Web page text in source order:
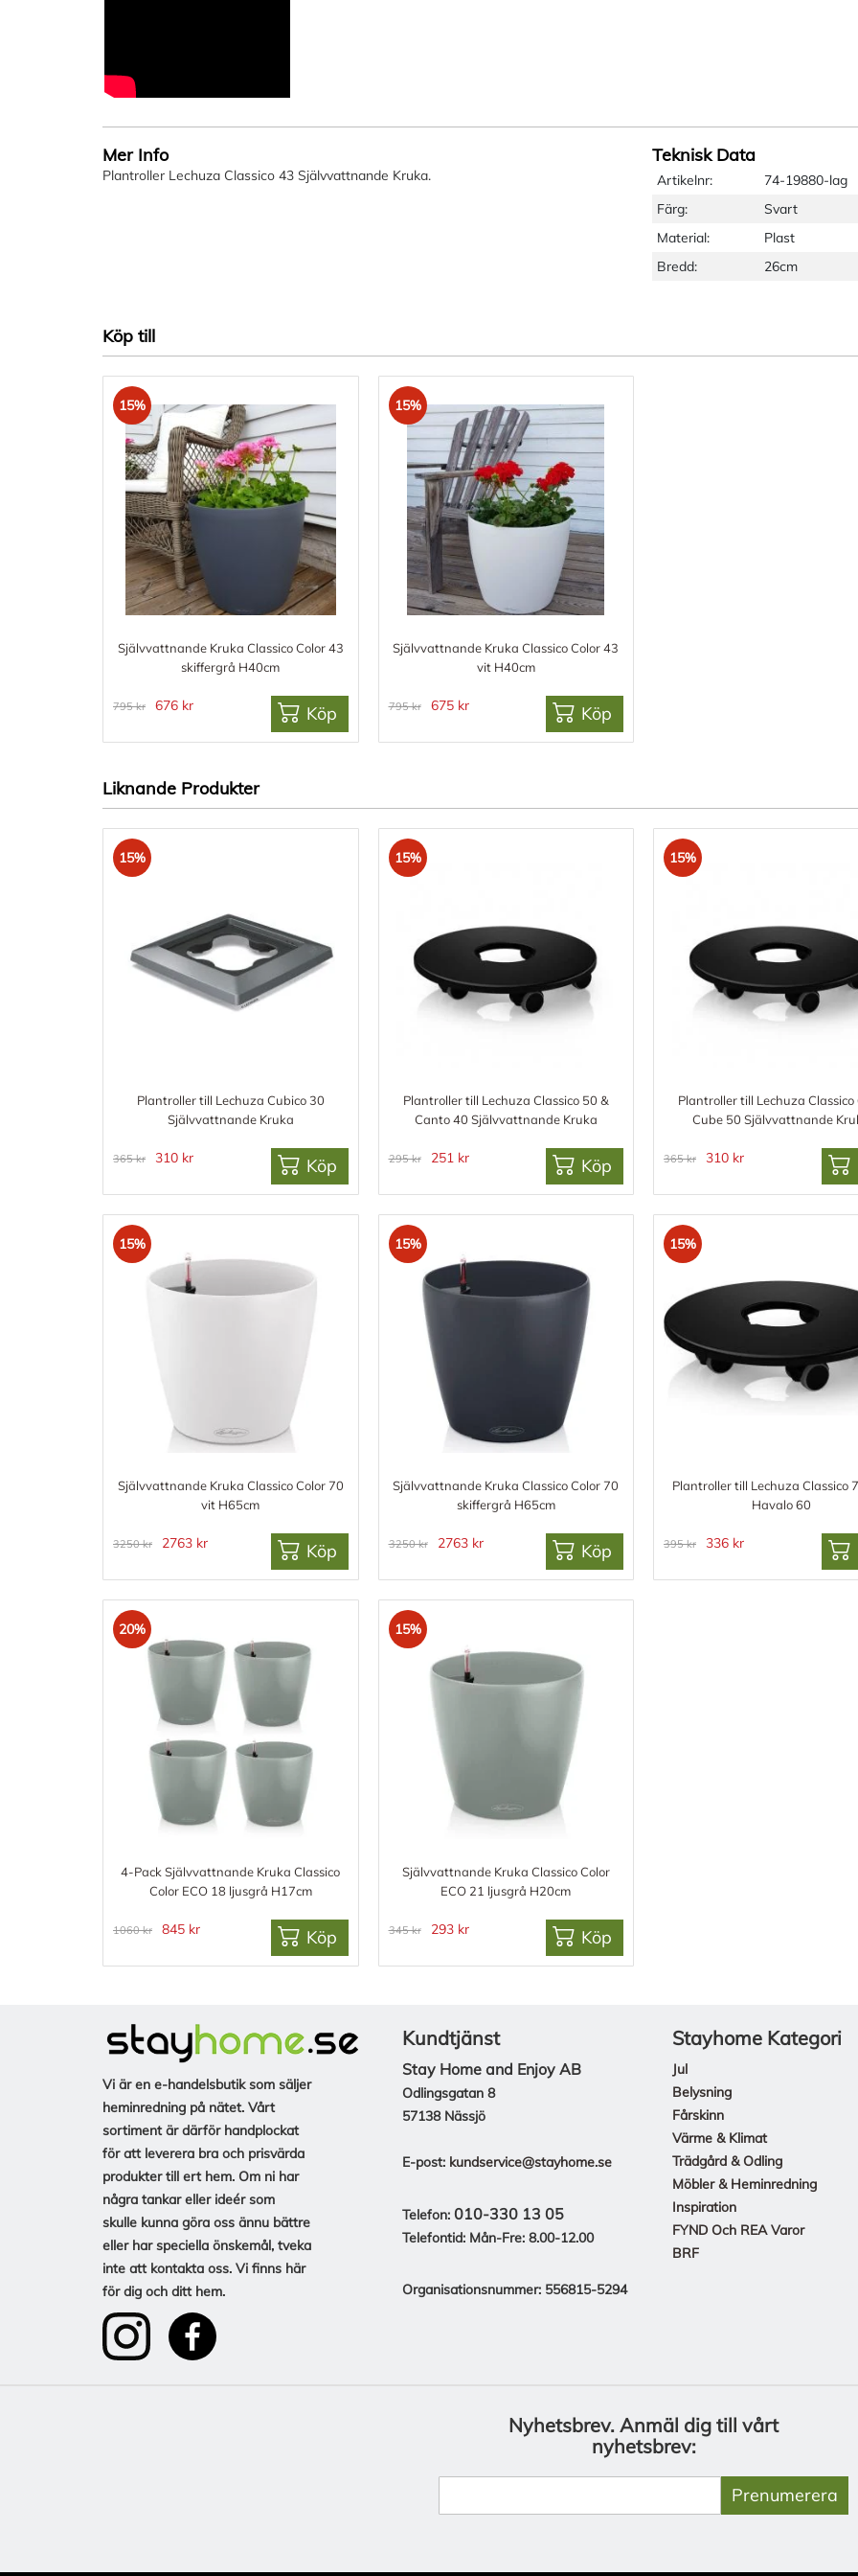
Mer Info
Plantroller Lechuza Classico 43 Självvattnande Kruka.
Teknisk Data
Artikelnr:
74-19880-lag
Färg:
Svart
Material:
Plast
Bredd:
26cm
Köp till
15%
Självvattnande Kruka Classico Color 43
skiffergrå H40cm
795 kr 676 kr Köp
15%
Självvattnande Kruka Classico Color 43
vit H40cm
795 kr 675 kr Köp
Liknande Produkter
15%
Plantroller till Lechuza Cubico 30
Självvattnande Kruka
365 kr 310 kr Köp
15%
Plantroller till Lechuza Classico 50 &
Canto 40 Självvattnande Kruka
295 kr 251 kr Köp
15%
Plantroller till Lechuza Classico
Cube 50 Självvattnande
365 kr 310 kr
15%
Självvattnande Kruka Classico Color 70
vit H65cm
3250 kr 2763 kr Köp
15%
Självvattnande Kruka Classico Color 70
skiffergrå H65cm
3250 kr 2763 kr Köp
15%
Plantroller till Lechuza Classico
Havalo 60
395 kr 336 kr
20%
4-Pack Självvattnande Kruka Classico
Color ECO 18 ljusgrå H17cm
1060 kr 845 kr Köp
15%
Självvattnande Kruka Classico Color
ECO 21 ljusgrå H20cm
345 kr 293 kr Köp
Vi är en e-handelsbutik som säljer
heminredning på nätet. Vårt
sortiment är därför handplockat
för att leverera bra och prisvärda
produkter till ert hem. Om ni har
några tankar eller ideér som
skulle kunna göra oss ännu bättre
eller har speciella önskemål, tveka
inte att kontakta oss. Vi finns här
för dig och ditt hem.
Kundtjänst
Stay Home and Enjoy AB
Odlingsgatan 8
57138 Nässjö
E-post: kundservice@stayhome.se
Telefon: 010-330 13 05
Telefontid: Mån-Fre: 8.00-12.00
Organisationsnummer: 556815-5294
Stayhome Kategori
Jul
Belysning
Fårskinn
Värme & Klimat
Trädgård & Odling
Möbler & Heminredning
Inspiration
FYND Och REA Varor
BRF
Nyhetsbrev. Anmäl dig till vårt
nyhetsbrev:
Prenumerera